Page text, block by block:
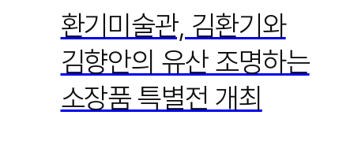
환기미술관, 김환기와
김향안의 유산 조명하는
소장품 특별전 개최